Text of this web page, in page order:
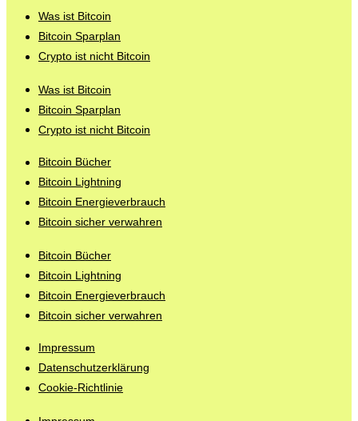
Was ist Bitcoin
Bitcoin Sparplan
Crypto ist nicht Bitcoin
Was ist Bitcoin
Bitcoin Sparplan
Crypto ist nicht Bitcoin
Bitcoin Bücher
Bitcoin Lightning
Bitcoin Energieverbrauch
Bitcoin sicher verwahren
Bitcoin Bücher
Bitcoin Lightning
Bitcoin Energieverbrauch
Bitcoin sicher verwahren
Impressum
Datenschutzerklärung
Cookie-Richtlinie